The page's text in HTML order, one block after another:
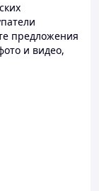
предложения
и видео,